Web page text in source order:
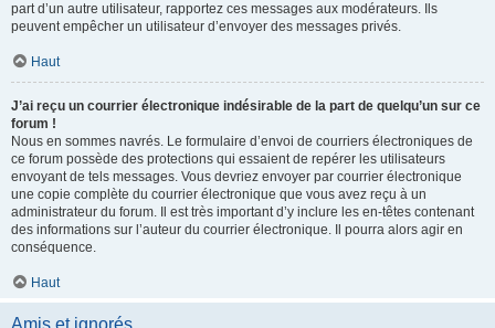
part d’un autre utilisateur, rapportez ces messages aux modérateurs. Ils
peuvent empêcher un utilisateur d’envoyer des messages privés.
Haut
J’ai reçu un courrier électronique indésirable de la part de quelqu’un sur ce
forum !
Nous en sommes navrés. Le formulaire d’envoi de courriers électroniques de
ce forum possède des protections qui essaient de repérer les utilisateurs
envoyant de tels messages. Vous devriez envoyer par courrier électronique
une copie complète du courrier électronique que vous avez reçu à un
administrateur du forum. Il est très important d’y inclure les en-têtes contenant
des informations sur l’auteur du courrier électronique. Il pourra alors agir en
conséquence.
Haut
Amis et ignorés